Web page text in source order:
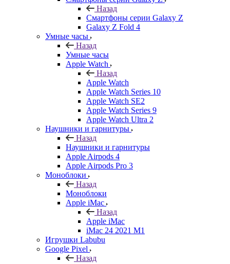
Назад
Смартфоны серии Galaxy Z
Galaxy Z Fold 4
Умные часы
Назад
Умные часы
Apple Watch
Назад
Apple Watch
Apple Watch Series 10
Apple Watch SE2
Apple Watch Series 9
Apple Watch Ultra 2
Наушники и гарнитуры
Назад
Наушники и гарнитуры
Apple Airpods 4
Apple Airpods Pro 3
Моноблоки
Назад
Моноблоки
Apple iMac
Назад
Apple iMac
iMac 24 2021 M1
Игрушки Labubu
Google Pixel
Назад